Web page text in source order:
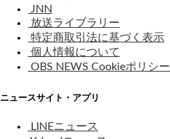
JNN
放送ライブラリー
特定商取引法に基づく表示
個人情報について
OBS NEWS Cookieポリシー
ニュースサイト・アプリ
LINEニュース